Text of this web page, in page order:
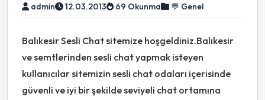
admin 12.03.2013 69 Okunma 💬 Genel
Balıkesir Sesli Chat sitemize hoşgeldiniz.Balıkesir
ve semtlerinden sesli chat yapmak isteyen
kullanıcılar sitemizin sesli chat odaları içerisinde
güvenli ve iyi bir şekilde seviyeli chat ortamına